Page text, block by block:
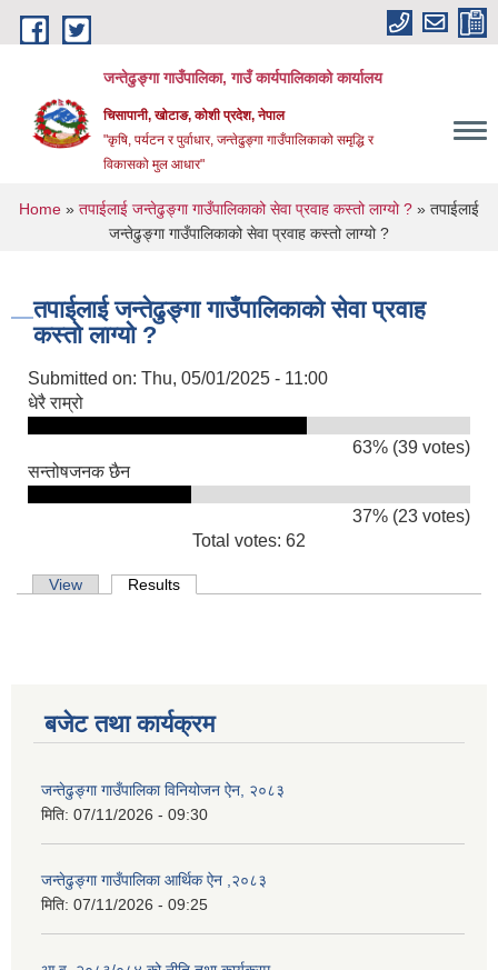
Skip to main content
जन्तेढुङ्गा गाउँपालिका, गाउँ कार्यपालिकाको कार्यालय
चिसापानी, खोटाङ, कोशी प्रदेश, नेपाल
"कृषि, पर्यटन र पुर्वाधार, जन्तेढुङ्गा गाउँपालिकाको समृद्धि र
विकासको मुल आधार"
You are here
Home » तपाईलाई जन्तेढुङ्गा गाउँपालिकाको सेवा प्रवाह कस्तो लाग्यो ? » तपाईलाई
जन्तेढुङ्गा गाउँपालिकाको सेवा प्रवाह कस्तो लाग्यो ?
तपाईलाई जन्तेढुङ्गा गाउँपालिकाको सेवा प्रवाह
कस्तो लाग्यो ?
Submitted on: Thu, 05/01/2025 - 11:00
धेरै राम्रो
63% (39 votes)
सन्तोषजनक छैन
37% (23 votes)
Total votes: 62
Primary tabs
View Results
बजेट तथा कार्यक्रम
जन्तेढुङ्गा गाउँपालिका विनियोजन ऐन, २०८३
मिति: 07/11/2026 - 09:30
जन्तेढुङ्गा गाउँपालिका आर्थिक ऐन ,२०८३
मिति: 07/11/2026 - 09:25